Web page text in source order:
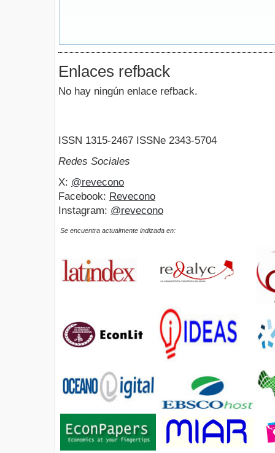
Enlaces refback
No hay ningún enlace refback.
ISSN 1315-2467 ISSNe 2343-5704
Redes Sociales
X: @revecono
Facebook: Revecono
Instagram: @revecono
Se encuentra actualmente indizada en: